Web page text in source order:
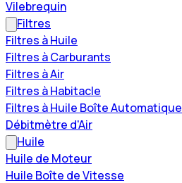
Vilebrequin
Filtres
Filtres à Huile
Filtres à Carburants
Filtres à Air
Filtres à Habitacle
Filtres à Huile Boîte Automatique
Débitmètre d'Air
Huile
Huile de Moteur
Huile Boîte de Vitesse